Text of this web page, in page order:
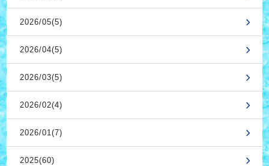
2026/05(5)
2026/04(5)
2026/03(5)
2026/02(4)
2026/01(7)
2025(60)